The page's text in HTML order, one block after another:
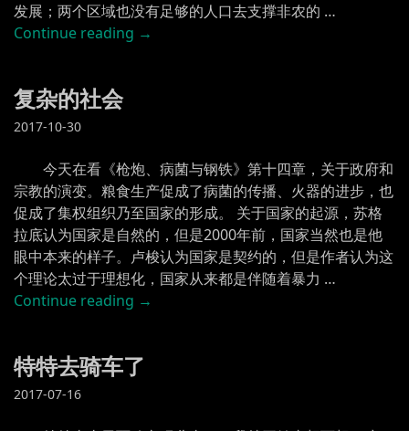
发展；两个区域也没有足够的人口去支撑非农的 …
Continue reading
几
内
亚”
→
复杂的社会
2017-10-30
今天在看《枪炮、病菌与钢铁》第十四章，关于政府和
宗教的演变。粮食生产促成了病菌的传播、火器的进步，也
促成了集权组织乃至国家的形成。 关于国家的起源，苏格
拉底认为国家是自然的，但是2000年前，国家当然也是他
眼中本来的样子。卢梭认为国家是契约的，但是作者认为这
个理论太过于理想化，国家从来都是伴随着暴力 …
Continue reading
社
→
特特去骑车了
2017-07-16